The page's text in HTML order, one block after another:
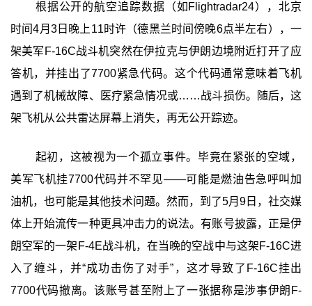
根据公开的航空追踪数据（如Flightradar24），北京
时间4月3日晚上11时许（德黑兰时间傍晚6点半左右），一
架美军F-16C战斗机突然在伊拉克与伊朗边境附近打开了应
答机，并挂出了7700紧急代码。这个代码通常意味着飞机
遇到了机械故障、医疗紧急情况或……战斗损伤。随后，这
架飞机从公共雷达屏幕上消失，再无公开踪迹。
起初，这被视为一个孤立事件。毕竟在紧张的空域，
美军飞机挂7700代码并不罕见——可能是燃油告急呼叫加
油机，也可能是其他技术问题。然而，到了5月9日，社交媒
体上开始流传一种更具冲击力的说法。有账号披露，正是伊
朗空军的一架F-4E战斗机，在当晚的空战中与这架F-16C进
入了缠斗，并“成功击伤了对手”，这才导致了F-16C挂出
7700代码撤离。该账号甚至附上了一张据称是涉事伊朗F-